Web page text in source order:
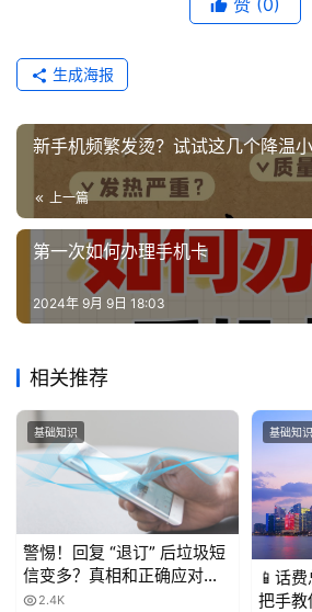
增
值
业
赞 (0)
生成海报
新手机频繁发烫？试试这几个降温小
上一篇
第一次如何办理手机卡
2024年 9月 9日 18:03
相关推荐
基础知识
警惕！回复 “退订” 后垃圾短
信变多？真相和正确应对方
法都在这
2.4K
基础知识
📱话
把手教